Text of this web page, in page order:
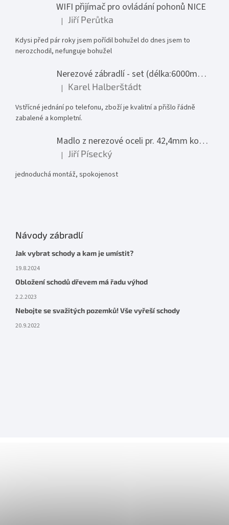
WIFI přijímač pro ovládání pohonů NICE
Hodnocení produktu je 1 z 5 hvězdiček.
| Jiří Perůtka
Kdysi před pár roky jsem pořídil bohužel do dnes jsem to
nerozchodil, nefunguje bohužel
Nerezové zábradlí - set (délka:6000mm x výška:1000mm)
Hodnocení produktu je 5 z 5 hvězdiček.
| Karel Halberštádt
Vstřícné jednání po telefonu, zboží je kvalitní a přišlo řádně
zabalené a kompletní.
Madlo z nerezové oceli pr. 42,4mm komplet - model 0116 - 3000mm
Hodnocení produktu je 5 z 5 hvězdiček.
| Jiří Písecký
jednoduchá montáž, spokojenost
Návody zábradlí
Jak vybrat schody a kam je umístit?
19.8.2024
Obložení schodů dřevem má řadu výhod
2.2.2023
Nebojte se svažitých pozemků! Vše vyřeší schody
20.9.2022